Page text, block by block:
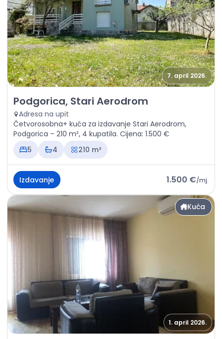
7. april 2026.
Izdavanje - Kuća Podgorica, Stari Aerodrom
Podgorica, Stari Aerodrom
Adresa na upit
Četvorosobna+ kuća za izdavanje Stari Aerodrom,
Podgorica – 210 m², 4 kupatila. Cijena: 1.500 €
5
4 210 m²
Izdavanje 1.500 €/mj.
Kuća
1. april 2026.